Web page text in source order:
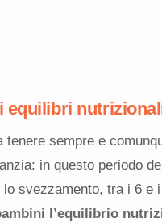
equilibri
tenere sempre e
in questo periodo
svezzamento, tra i 6 e
l’equilibrio